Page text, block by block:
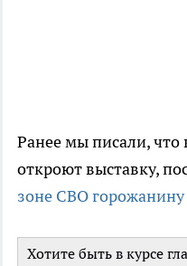
Ранее мы писали,
откроют выставку,
зоне СВО горожанину
Хотите быть в курсе